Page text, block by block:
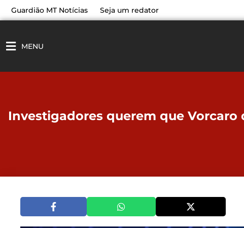
paraGuardião MT Notícias Seja um redator
MENU
Investigadores querem que Vorcaro